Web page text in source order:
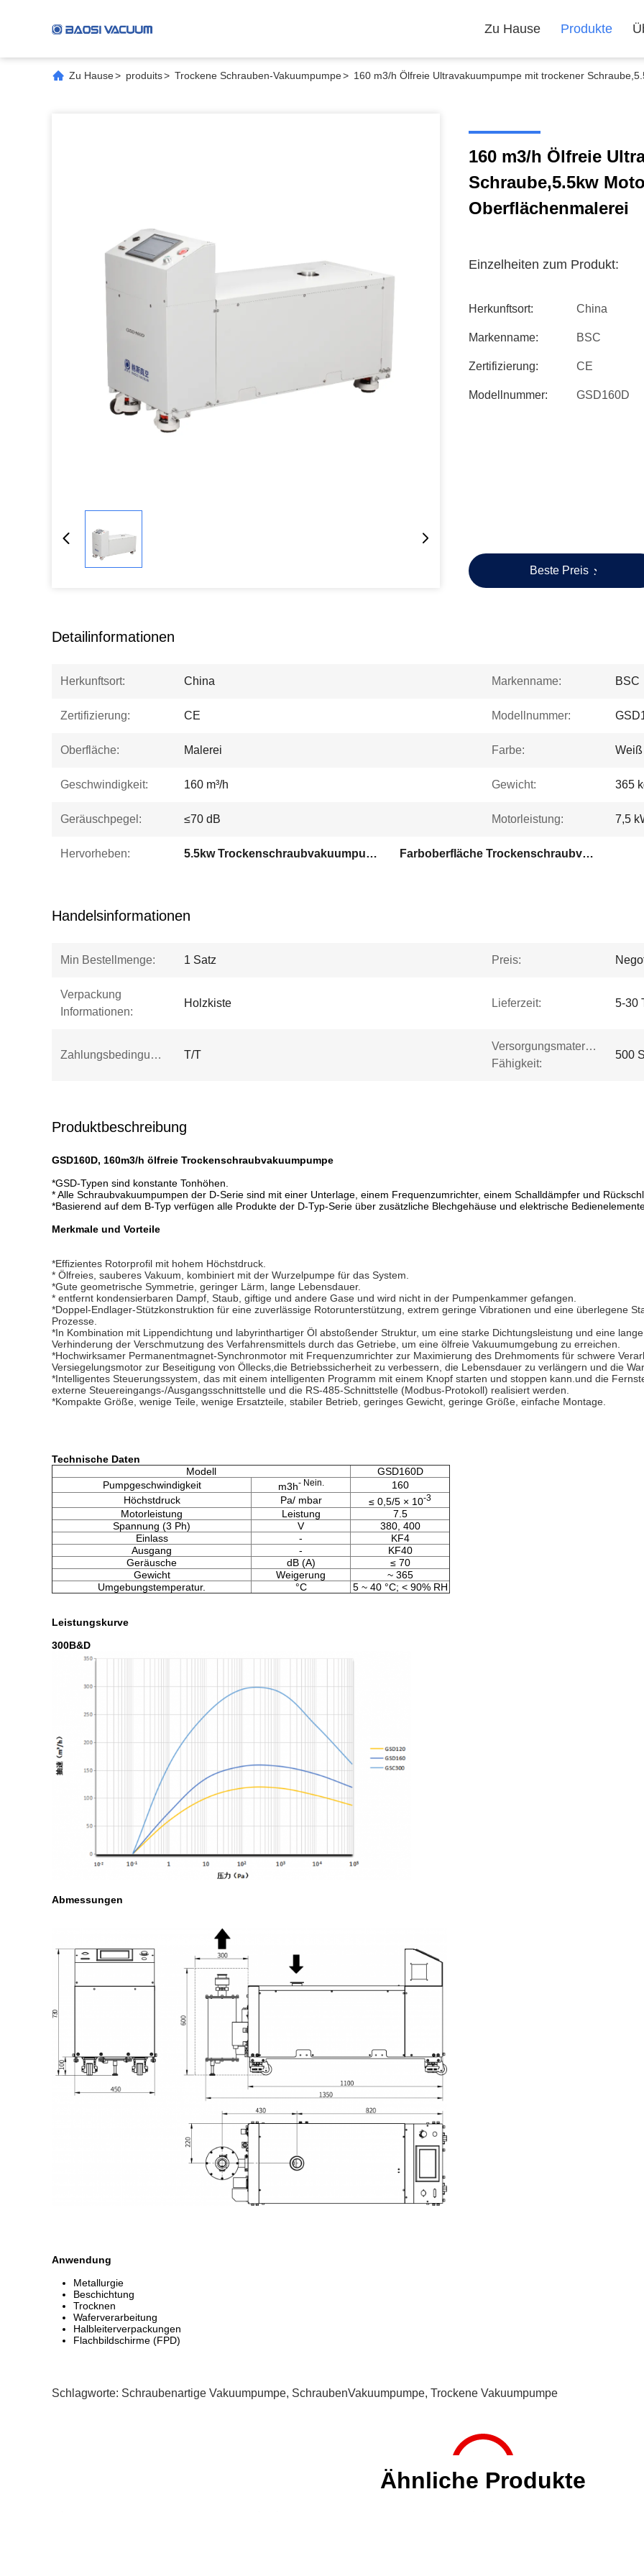
Zu Hause Produkte
Zu Hause> produits> Trockene Schrauben-Vakuumpumpe> 160 m3/h Ölfreie Ultravakuumpumpe mit trockener
160 m3/h Ölfreie
Schraube,5.5kw
Oberflächenmalerei
Einzelheiten zum Produkt:
Herkunftsort: China
Markenname: BSC
Zertifizierung: CE
Modellnummer: GSD160D
Beste Preis
Detailinformationen
Herkunftsort: China Markenname: BSC
Zertifizierung: CE Modellnummer:
Oberfläche: Malerei Farbe: Weiß
Geschwindigkeit: 160 m³/h Gewicht: 365
Geräuschpegel: ≤70 dB Motorleistung: 7,5
Hervorheben: 5.5kw Trockenschraubvakuumpumpe Farboberfläche Trockenschraubvakuumpumpe
Handelsinformationen
Min Bestellmenge: 1 Satz Preis:
Verpackung
Informationen:
Holzkiste Lieferzeit: 5-30
Zahlungsbedingungen: T/T
Versorgungsmaterial-
Fähigkeit:
500
Produktbeschreibung
GSD160D, 160m3/h ölfreie Trockenschraubvakuumpumpe
*GSD-Typen sind konstante Tonhöhen.
* Alle Schraubvakuumpumpen der D-Serie sind mit einer Unterlage, einem Frequenzumrichter, einem Schalldämpfer und
*Basierend auf dem B-Typ verfügen alle Produkte der D-Typ-Serie über zusätzliche Blechgehäuse und elektrische
Merkmale und Vorteile
*Effizientes Rotorprofil mit hohem Höchstdruck.
* Ölfreies, sauberes Vakuum, kombiniert mit der Wurzelpumpe für das System.
*Gute geometrische Symmetrie, geringer Lärm, lange Lebensdauer.
* entfernt kondensierbaren Dampf, Staub, giftige und andere Gase und wird nicht in der Pumpenkammer gefangen.
*Doppel-Endlager-Stützkonstruktion für eine zuverlässige Rotorunterstützung, extrem geringe Vibrationen und eine überlegene
Prozesse.
*In Kombination mit Lippendichtung und labyrinthartiger Öl abstoßender Struktur, um eine starke Dichtungsleistung und eine
Verhinderung der Verschmutzung des Verfahrensmittels durch das Getriebe, um eine ölfreie Vakuumumgebung zu erreichen.
*Hochwirksamer Permanentmagnet-Synchronmotor mit Frequenzumrichter zur Maximierung des Drehmoments für schwere
Versiegelungsmotor zur Beseitigung von Öllecks,die Betriebssicherheit zu verbessern, die Lebensdauer zu verlängern und die
*Intelligentes Steuerungssystem, das mit einem intelligenten Programm mit einem Knopf starten und stoppen kann.und die
externe Steuereingangs-/Ausgangsschnittstelle und die RS-485-Schnittstelle (Modbus-Protokoll) realisiert werden.
*Kompakte Größe, wenige Teile, wenige Ersatzteile, stabiler Betrieb, geringes Gewicht, geringe Größe, einfache Montage.
Technische Daten
Modell
GSD160D
Pumpgeschwindigkeit
m3h- Nein.
160
Höchstdruck
Pa/ mbar ≤ 0,5/5 × 10-3
Motorleistung Leistung
7.5
Spannung (3 Ph)
V
380, 400
Einlass
-
KF4
Ausgang
-
KF40
Geräusche
dB (A)
≤ 70
Gewicht
Weigerung
~ 365
Umgebungstemperatur.
°C 5 ~ 40 °C; < 90% RH
Leistungskurve
300B&D
Abmessungen
Anwendung
Metallurgie
Beschichtung
Trocknen
Waferverarbeitung
Halbleiterverpackungen
Flachbildschirme (FPD)
Schlagworte: Schraubenartige Vakuumpumpe, SchraubenVakuumpumpe, Trockene Vakuumpumpe
Ähnliche Produkte